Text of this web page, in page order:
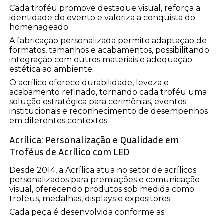
Cada troféu promove destaque visual, reforça a
identidade do evento e valoriza a conquista do
homenageado.
A fabricação personalizada permite adaptação de
formatos, tamanhos e acabamentos, possibilitando
integração com outros materiais e adequação
estética ao ambiente.
O acrílico oferece durabilidade, leveza e
acabamento refinado, tornando cada troféu uma
solução estratégica para cerimônias, eventos
institucionais e reconhecimento de desempenhos
em diferentes contextos.
Acrílica: Personalização e Qualidade em
Troféus de Acrílico com LED
Desde 2014, a Acrílica atua no setor de acrílicos
personalizados para premiações e comunicação
visual, oferecendo produtos sob medida como
troféus, medalhas, displays e expositores.
Cada peça é desenvolvida conforme as